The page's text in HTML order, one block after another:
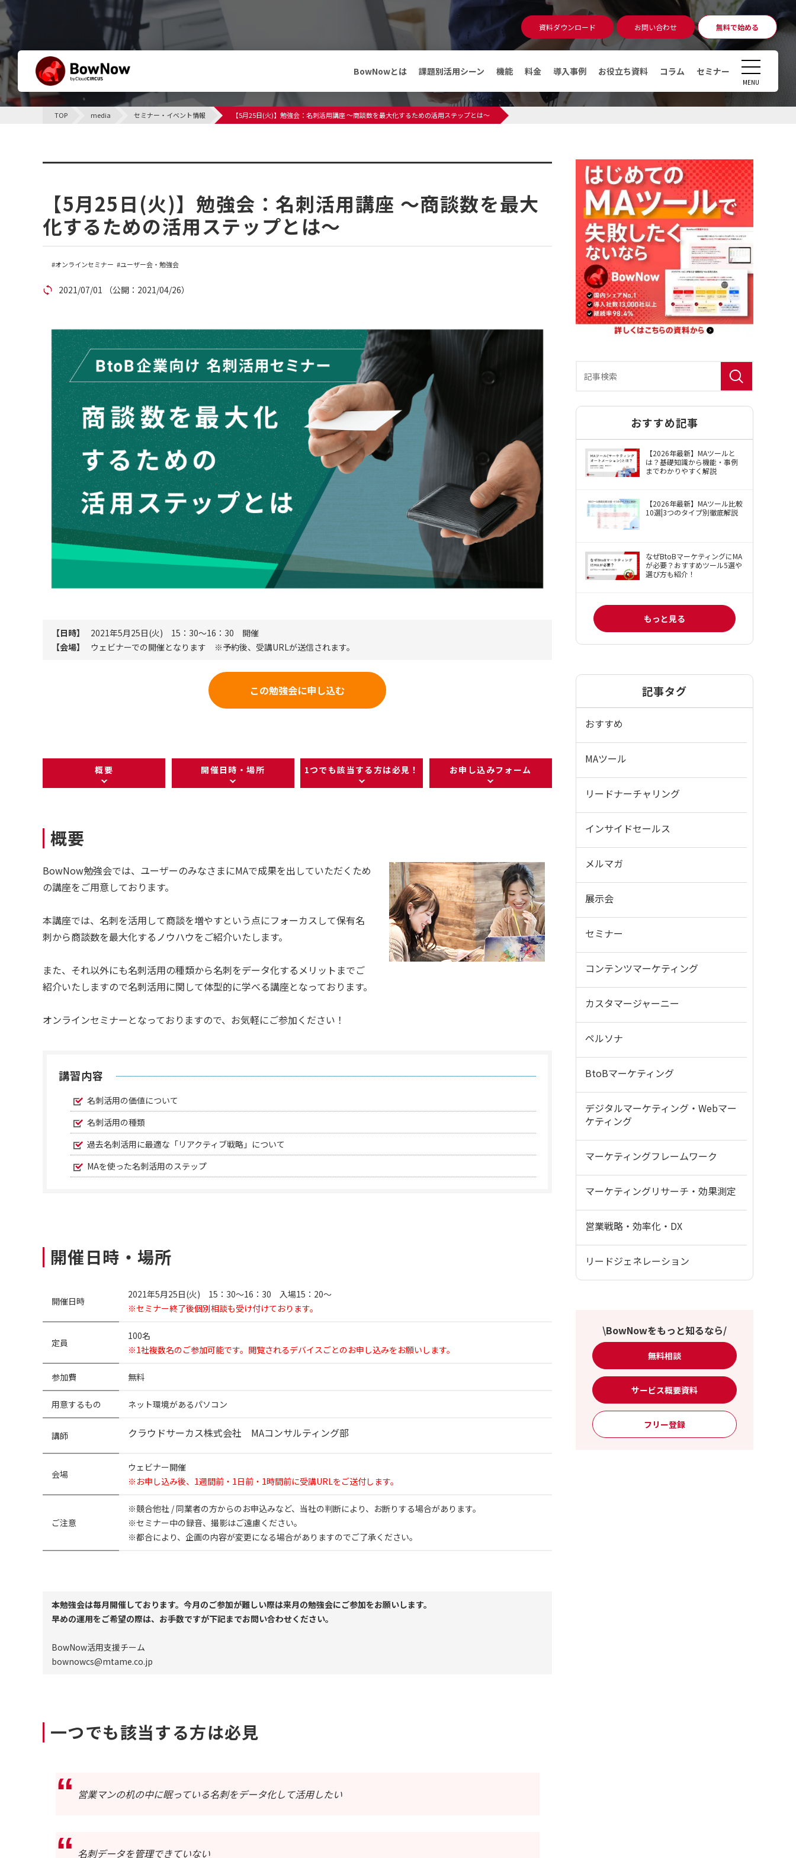
BowNowとは 課題別活用シーン 機能 料金 導入事例 お役立ち資料 コラム セミナー
資料ダウンロード お問い合わせ 無料で始める
MENU
資料ダウンロード 無料相談 アカウント発行
CLOSE
BowNowとは 機能
導入事例
メディア
導入事例
コラム
デジタルマーケティングとは
デマンドジェネレーションとは
MAツール運用時のKPI・KGI
MAツールの導入費用っていくら
かかるの？
アカウント発行
セミナー
代理店お問い合わせ
代理販売について
導入後、まず始めるべきこと
サイトマップ 個人情報保護方針 情報セキュリティ基本方針 特定個人情報取扱方針 BowNow（バウナウ）使用許諾約款
TOP media セミナー・イベント情報 【5月25日(火)】勉強会：名刺活用講座 ～商談数を最大化するための活用ステップとは～
セミナー・イベント情報
【5月25日(火)】勉強会：名刺活用講座 ～商談数を最大
化するための活用ステップとは～
オンラインセミナー ユーザー会・勉強会
2021/07/01 （公開：2021/04/26）
【日時】
2021年5月25日(火) 15：30～16：30 開催
【会場】
ウェビナーでの開催となります ※予約後、受講URLが送信されます。
この勉強会に申し込む
概要 開催日時・場所 1つでも該当する方は必見！ お申し込みフォーム
概要
BowNow勉強会では、ユーザーのみなさまにMAで成果を出していただくため
の講座をご用意しております。
本講座では、名刺を活用して商談を増やすという点にフォーカスして保有名
刺から商談数を最大化するノウハウをご紹介いたします。
また、それ以外にも名刺活用の種類から名刺をデータ化するメリットまでご
紹介いたしますので名刺活用に関して体型的に学べる講座となっております。
オンラインセミナーとなっておりますので、お気軽にご参加ください！
講習内容
名刺活用の価値について
名刺活用の種類
過去名刺活用に最適な「リアクティブ戦略」について
MAを使った名刺活用のステップ
開催日時・場所
開催日時
2021年5月25日(火) 15：30～16：30 入場15：20～
※セミナー終了後個別相談も受け付けております。
定員
100名
※1社複数名のご参加可能です。閲覧されるデバイスごとのお申し込みをお願いします。
参加費 無料
用意するもの ネット環境があるパソコン
講師 クラウドサーカス株式会社 MAコンサルティング部
会場
ウェビナー開催
※お申し込み後、1週間前・1日前・1時間前に受講URLをご送付します。
ご注意
※競合他社 / 同業者の方からのお申込みなど、当社の判断により、お断りする場合があります。
※セミナー中の録音、撮影はご遠慮ください。
※都合により、企画の内容が変更になる場合がありますのでご了承ください。
本勉強会は毎月開催しております。今月のご参加が難しい際は来月の勉強会にご参加をお願いします。
早めの運用をご希望の際は、お手数ですが下記までお問い合わせください。
BowNow活用支援チーム
bownowcs@mtame.co.jp
一つでも該当する方は必見
営業マンの机の中に眠っている名刺をデータ化して活用したい
名刺データを管理できていない
おすすめ記事
【2026年最新】MAツールと
は？基礎知識から機能・事例
までわかりやすく解説
【2026年最新】MAツール比較
10選|3つのタイプ別徹底解説
なぜBtoBマーケティングにMA
が必要？おすすめツール5選や
選び方も紹介！
もっと見る
記事タグ
おすすめ
MAツール
リードナーチャリング
インサイドセールス
メルマガ
展示会
セミナー
コンテンツマーケティング
カスタマージャーニー
ペルソナ
BtoBマーケティング
デジタルマーケティング・Webマー
ケティング
マーケティングフレームワーク
マーケティングリサーチ・効果測定
営業戦略・効率化・DX
リードジェネレーション
\BowNowをもっと知るなら/
無料相談
サービス概要資料
フリー登録